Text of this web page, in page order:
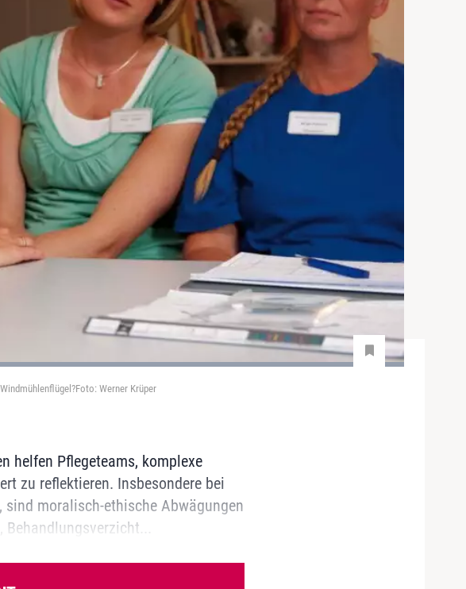
Werner Krüper
helfen Pflegeteams, komplexe
zu reflektieren. Insbesondere bei
sind moralisch-ethische Abwägungen